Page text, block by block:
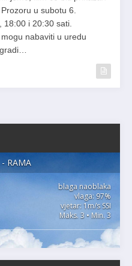
u subotu 6.
18:00 i 20:30 sati.
nabaviti u uredu
RAMA
blaga naoblaka
vlaga: 97%
vjetar: 1m/s SSI
Maks. 3 • Min. 3